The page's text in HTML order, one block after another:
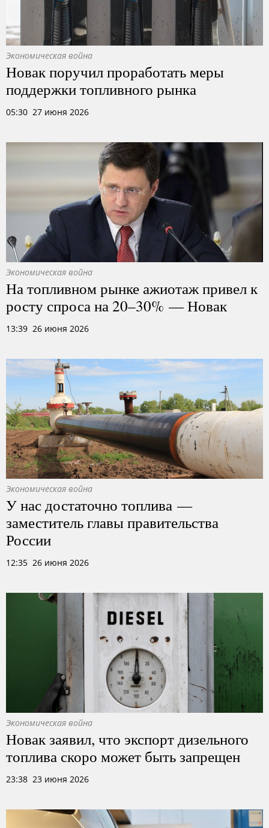
Экономическая война
Новак поручил проработать меры
поддержки топливного рынка
05:30 27 июня 2026
Экономическая война
На топливном рынке ажиотаж привел к
росту спроса на 20–30% — Новак
13:39 26 июня 2026
Экономическая война
У нас достаточно топлива —
заместитель главы правительства
России
12:35 26 июня 2026
Экономическая война
Новак заявил, что экспорт дизельного
топлива скоро может быть запрещен
23:38 23 июня 2026